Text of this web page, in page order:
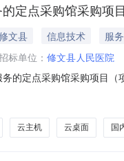
定点采购馆采购项
文县 信息技术
服务
标单位： 修文县人民医院
的定点采购馆采购项目
名称:贵州省贵阳市修文
云主机 云桌面 国